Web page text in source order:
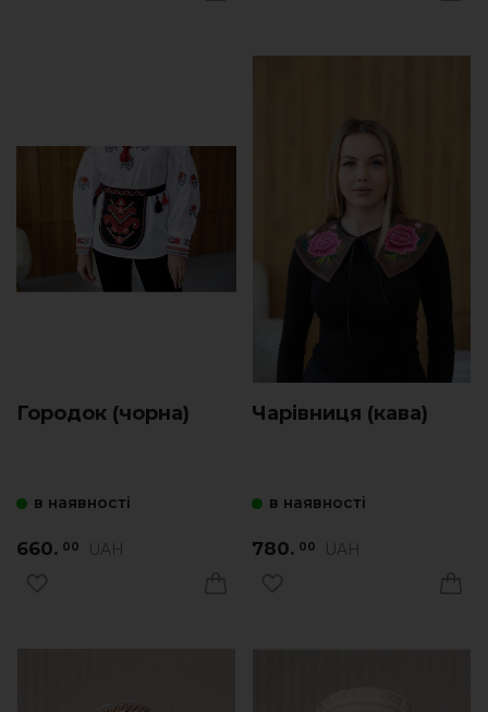
Городок (чорна)
в наявності
660. 00 UAH
Чарівниця (кава)
в наявності
780. 00 UAH